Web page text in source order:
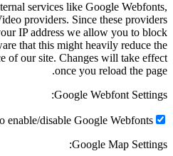
external services like Google
external Video providers. Since
data like your IP address we allow
be aware that this might heavily
of our site. Changes will
once you
Google
Click to enable/disable Google
Google